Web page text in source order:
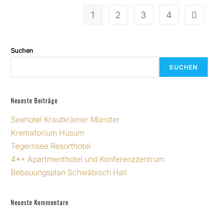
1 2 3 4
Suchen
SUCHEN
Neueste Beiträge
Seehotel Krautkrämer Münster
Krematorium Husum
Tegernsee Resorthotel
4*+ Apartmenthotel und Konferenzzentrum
Bebauungsplan Schwäbisch Hall
Neueste Kommentare